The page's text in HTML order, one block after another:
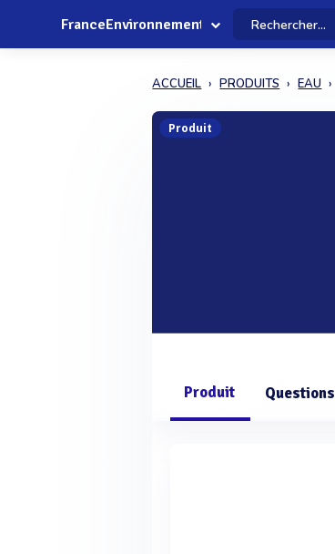
FranceEnvironnement
ACCUEIL PRODUITS EAU
Produit
Produit Questions